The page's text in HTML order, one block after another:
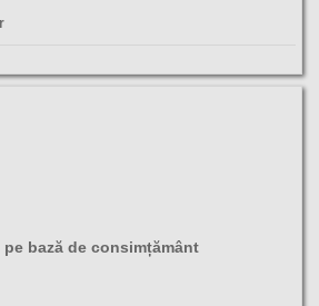
bază de consimțământ